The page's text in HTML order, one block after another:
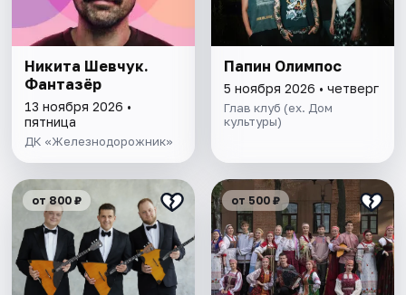
Никита Шевчук.
Фантазёр
13 ноября 2026 •
пятница
ДК «Железнодорожник»
Папин Олимпос
5 ноября 2026 • четверг
Глав клуб (ex. Дом
культуры)
от 800 ₽ от 500 ₽